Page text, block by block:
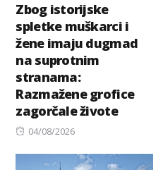
Zbog istorijske
spletke muškarci i
žene imaju dugmad
na suprotnim
stranama:
Razmažene grofice
zagorčale živote
Posted
04/08/2026